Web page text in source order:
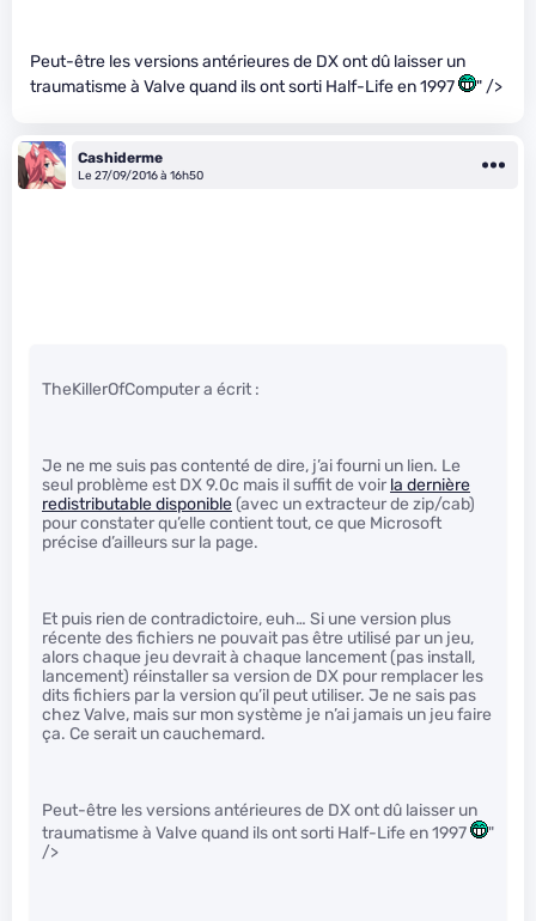
Peut-être les versions antérieures de DX ont dû laisser un
traumatisme à Valve quand ils ont sorti Half-Life en 1997
" />
Cashiderme
Le 27/09/2016 à 16h50
TheKillerOfComputer a écrit :
Je ne me suis pas contenté de dire, j’ai fourni un lien. Le
seul problème est DX 9.0c mais il suffit de voir la dernière
redistributable disponible(avec un extracteur de zip/cab)
pour constater qu’elle contient tout, ce que Microsoft
précise d’ailleurs sur la page.
Et puis rien de contradictoire, euh… Si une version plus
récente des fichiers ne pouvait pas être utilisé par un jeu,
alors chaque jeu devrait à chaque lancement (pas install,
lancement) réinstaller sa version de DX pour remplacer les
dits fichiers par la version qu’il peut utiliser. Je ne sais pas
chez Valve, mais sur mon système je n’ai jamais un jeu faire
ça. Ce serait un cauchemard.
Peut-être les versions antérieures de DX ont dû laisser un
traumatisme à Valve quand ils ont sorti Half-Life en 1997
"
/>